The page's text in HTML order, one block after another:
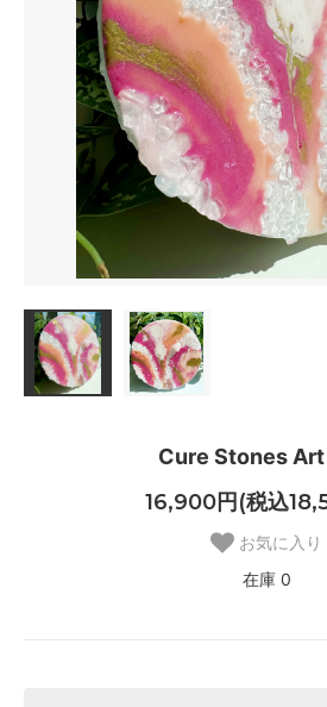
Cure Stones
16,900円(税込
お気に入り
在庫 0